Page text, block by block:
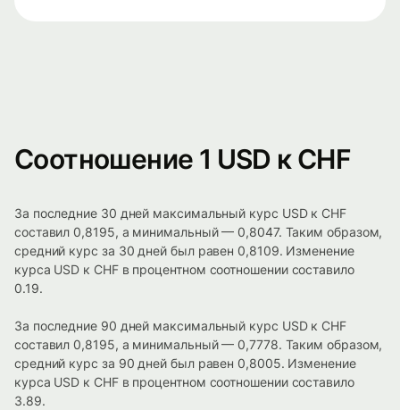
Соотношение 1 USD к CHF
За последние 30 дней максимальный курс USD к CHF
составил 0,8195, а минимальный — 0,8047. Таким образом,
средний курс за 30 дней был равен 0,8109. Изменение
курса USD к CHF в процентном соотношении составило
0.19.
За последние 90 дней максимальный курс USD к CHF
составил 0,8195, а минимальный — 0,7778. Таким образом,
средний курс за 90 дней был равен 0,8005. Изменение
курса USD к CHF в процентном соотношении составило
3.89.